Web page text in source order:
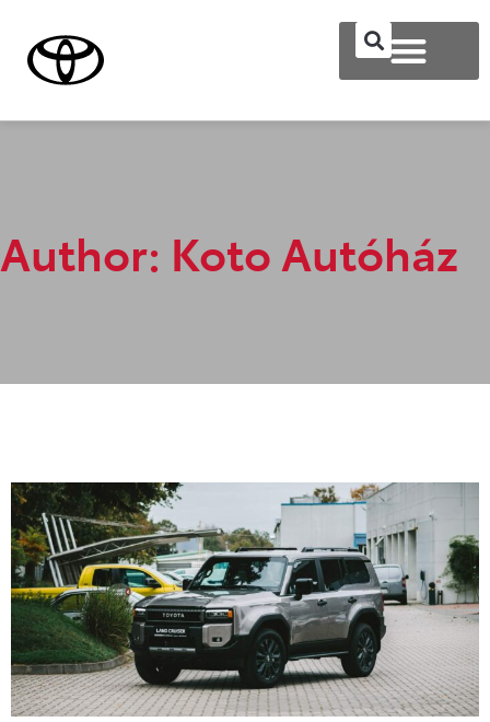
Author: Koto Autóház